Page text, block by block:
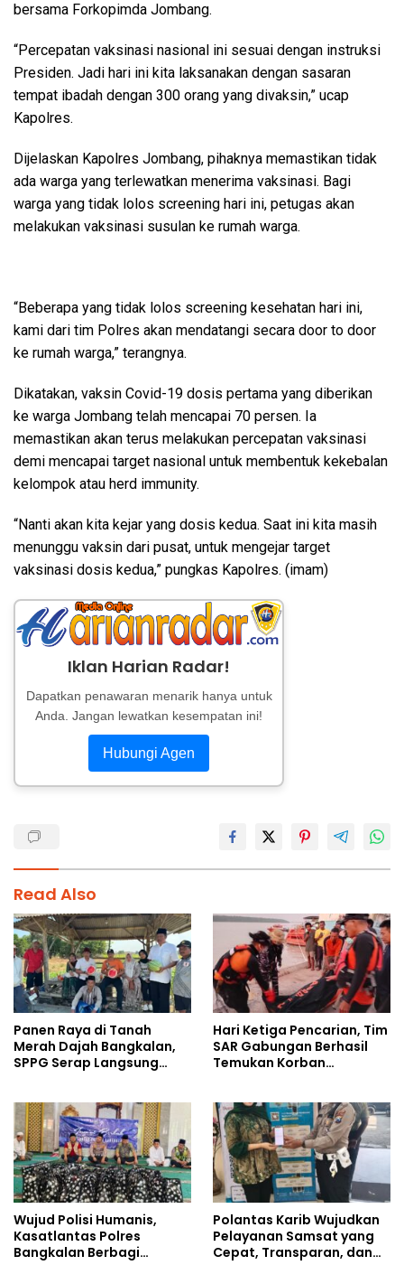
bersama Forkopimda Jombang.
“Percepatan vaksinasi nasional ini sesuai dengan instruksi
Presiden. Jadi hari ini kita laksanakan dengan sasaran
tempat ibadah dengan 300 orang yang divaksin,” ucap
Kapolres.
Dijelaskan Kapolres Jombang, pihaknya memastikan tidak
ada warga yang terlewatkan menerima vaksinasi. Bagi
warga yang tidak lolos screening hari ini, petugas akan
melakukan vaksinasi susulan ke rumah warga.
“Beberapa yang tidak lolos screening kesehatan hari ini,
kami dari tim Polres akan mendatangi secara door to door
ke rumah warga,” terangnya.
Dikatakan, vaksin Covid-19 dosis pertama yang diberikan
ke warga Jombang telah mencapai 70 persen. Ia
memastikan akan terus melakukan percepatan vaksinasi
demi mencapai target nasional untuk membentuk kekebalan
kelompok atau herd immunity.
“Nanti akan kita kejar yang dosis kedua. Saat ini kita masih
menunggu vaksin dari pusat, untuk mengejar target
vaksinasi dosis kedua,” pungkas Kapolres. (imam)
Iklan Harian Radar!
Dapatkan penawaran menarik hanya untuk
Anda. Jangan lewatkan kesempatan ini!
Hubungi Agen
Read Also
Panen Raya di Tanah
Merah Dajah Bangkalan,
SPPG Serap Langsung
Hari Ketiga Pencarian, Tim
SAR Gabungan Berhasil
Temukan Korban
Wujud Polisi Humanis,
Kasatlantas Polres
Bangkalan Berbagi
Polantas Karib Wujudkan
Pelayanan Samsat yang
Cepat, Transparan, dan